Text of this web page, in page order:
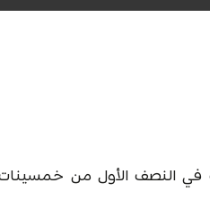
في النصف الأول من